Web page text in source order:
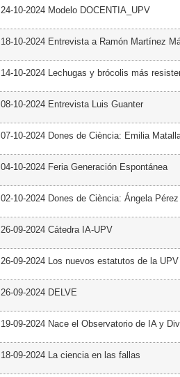
24-10-2024 Modelo DOCENTIA_UPV
18-10-2024 Entrevista a Ramón Martínez
14-10-2024 Lechugas y brócolis más
08-10-2024 Entrevista Luis Guanter
07-10-2024 Dones de Ciència: Emilia
04-10-2024 Feria Generación Espontánea
02-10-2024 Dones de Ciència: Ángela Pérez
26-09-2024 Cátedra IA-UPV
26-09-2024 Los nuevos estatutos de la
26-09-2024 DELVE
19-09-2024 Nace el Observatorio de IA y
18-09-2024 La ciencia en las fallas